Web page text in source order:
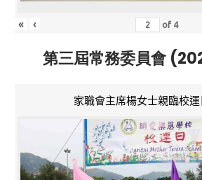
« ‹ of 4
第三屆常務委員會
家職會主席楊女士親臨校